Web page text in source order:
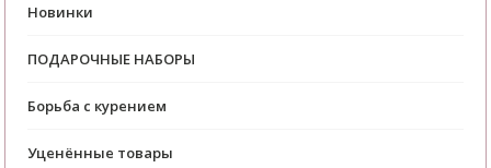
Новинки
ПОДАРОЧНЫЕ НАБОРЫ
Борьба с курением
Уценённые товары